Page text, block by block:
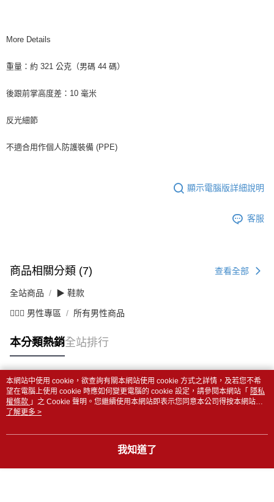
More Details
重量：約 321 公克（男碼 44 碼）
後跟前掌高度差：10 毫米
反光細節
不適合用作個人防護裝備 (PPE)
顯示電腦版詳細說明
客服
商品相關分類 (7) 查看全部
全站商品 ▶ 鞋款
💁🏻‍♂️ 男性專區 所有男性商品
本分類熱銷全站排行
熱門標籤
本網站中使用 cookie，欲查詢有關本網站使用 cookie 方式之詳情，及若您不希
望在電腦上使用 cookie 時應如何變更電腦的 cookie 設定，請參閱本網站「 隱私
權條款 」之 Cookie 聲明。您繼續使用本網站即表示您同意本公司得按本網站使
用條款之 Cookie 聲明使用 cookie。
了解更多 >
我知道了